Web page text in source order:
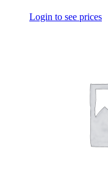
Login to see prices